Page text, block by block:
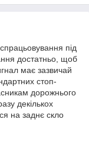
під
достатньо, щоб
має зазвичай
стоп-
дорожнього
декількох
на заднє скло